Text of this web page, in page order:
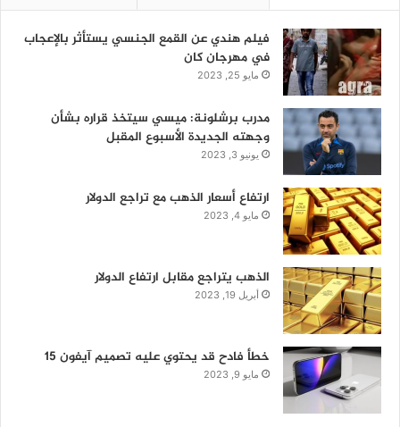
فيلم هندي عن القمع الجنسي يستأثر بالإعجاب
في مهرجان كان
مايو 25, 2023
مدرب برشلونة: ميسي سيتخذ قراره بشأن
وجهته الجديدة الأسبوع المقبل
يونيو 3, 2023
ارتفاع أسعار الذهب مع تراجع الدولار
مايو 4, 2023
الذهب يتراجع مقابل ارتفاع الدولار
أبريل 19, 2023
خطأ فادح قد يحتوي عليه تصميم آيفون 15
مايو 9, 2023